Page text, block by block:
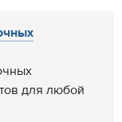
для любой